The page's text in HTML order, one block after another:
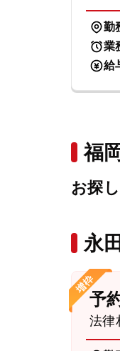
勤
業
給
福
お探
永
予
法律